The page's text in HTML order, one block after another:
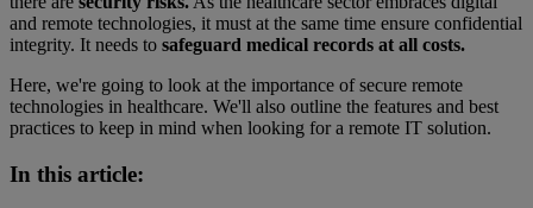
and remote technologies, it must at the same time ensure confidential
integrity. It needs to safeguard medical records at all costs.
Here, we're going to look at the importance of secure remote
technologies in healthcare. We'll also outline the features and best
practices to keep in mind when looking for a remote IT solution.
In this article: